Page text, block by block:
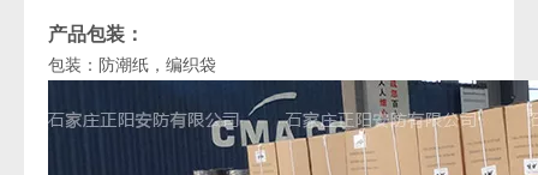
产品包装：
包装：防潮纸，编织袋